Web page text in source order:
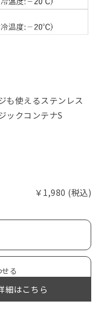
も使えるステンレス
ックコンテナS
￥1,980 (税込)
細はこちら
る